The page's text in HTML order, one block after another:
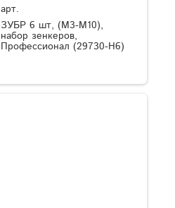
арт.
ЗУБР 6 шт, (М3-М10),
набор зенкеров,
Профессионал (29730-H6)